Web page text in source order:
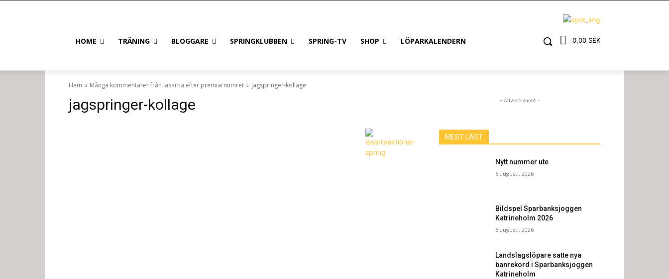
0,00 SEK
HOME TRÄNING BLOGGARE SPRINGKLUBBEN SPRING-TV SHOP LÖPARKALENDERN
Hem Många kommentarer från läsarna efter premiärnumret jagspringer-kollage
jagspringer-kollage - Advertisment -
MEST LÄST
Nytt nummer ute
6 augusti, 2026
Bildspel Sparbanksjoggen
Katrineholm 2026
5 augusti, 2026
Landslagslöpare satte nya
banrekord i Sparbanksjoggen
Katrineholm